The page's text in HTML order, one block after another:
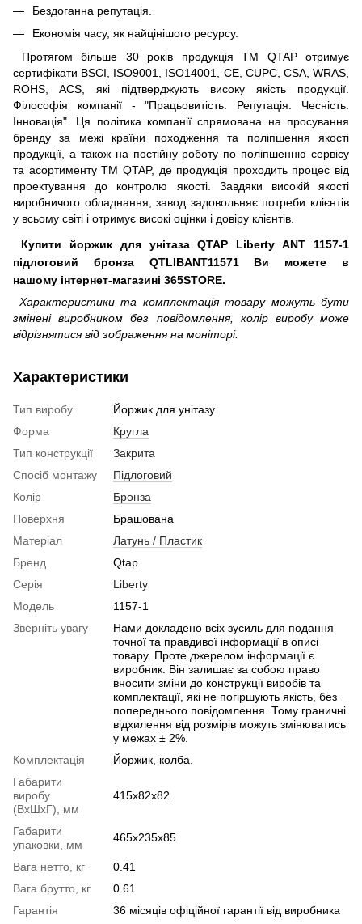
Бездоганна репутація.
Економія часу, як найцінішого ресурсу.
Протягом більше 30 років продукція TM QTAP отримує
сертифікати BSCI, ISO9001, ISO14001, CE, CUPC, CSA, WRAS,
ROHS, ACS, які підтверджують високу якість продукції.
Філософія компанії - "Працьовитість. Репутація. Чесність.
Інновація". Ця політика компанії спрямована на просування
бренду за межі країни походження та поліпшення якості
продукції, а також на постійну роботу по поліпшенню сервісу
та асортименту TM QTAP, де продукція проходить процес від
проектування до контролю якості. Завдяки високій якості
виробничого обладнання, завод задовольняє потреби клієнтів
у всьому світі і отримує високі оцінки і довіру клієнтів.
Купити йоржик для унітаза QTAP Liberty ANT 1157-1
підлоговий бронза QTLIBANT11571 Ви можете в
нашому інтернет-магазині 365STORE.
Характеристики та комплектація товару можуть бути
змінені виробником без повідомлення, колір виробу може
відрізнятися від зображення на моніторі.
Характеристики
Тип виробу
Йоржик для унітазу
Форма
Кругла
Тип конструкції
Закрита
Спосіб монтажу
Підлоговий
Колір
Бронза
Поверхня
Брашована
Матеріал
Латунь / Пластик
Бренд
Qtap
Серія
Liberty
Модель
1157-1
Зверніть увагу
Нами докладено всіх зусиль для подання
точної та правдивої інформації в описі
товару. Проте джерелом інформації є
виробник. Він залишає за собою право
вносити зміни до конструкції виробів та
комплектації, які не погіршують якість, без
попереднього повідомлення. Тому граничні
відхилення від розмірів можуть змінюватись
у межах ± 2%.
Комплектація
Йоржик, колба.
Габарити
виробу
(ВхШхГ), мм
415х82х82
Габарити
упаковки, мм
465х235х85
Вага нетто, кг
0.41
Вага брутто, кг
0.61
Гарантія
36 місяців офіційної гарантії від виробника